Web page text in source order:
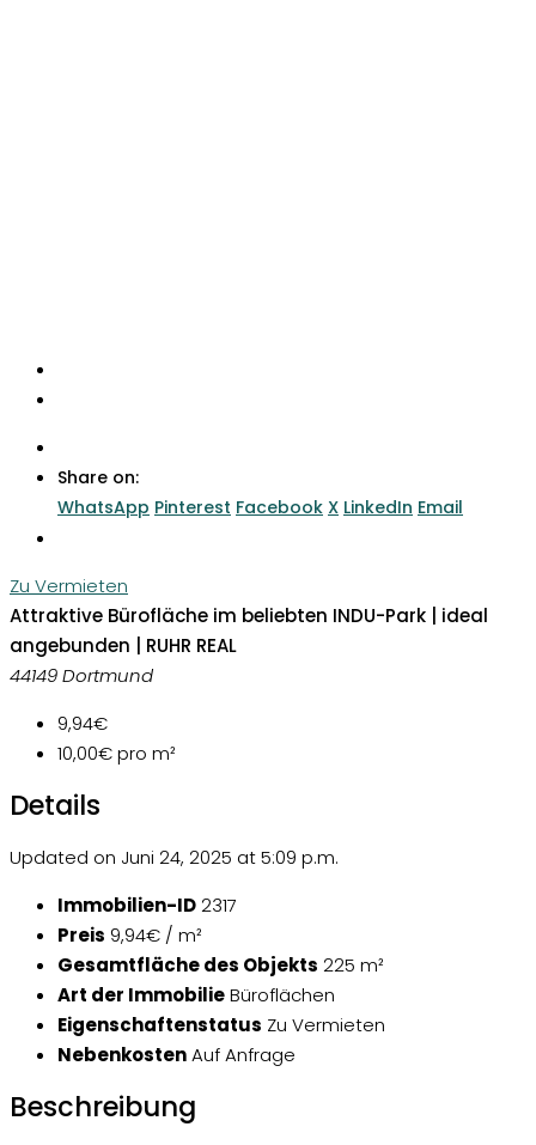
Share on:
WhatsApp Pinterest Facebook X LinkedIn Email
Zu Vermieten
Attraktive Bürofläche im beliebten INDU-Park | ideal
angebunden | RUHR REAL
44149 Dortmund
9,94€
10,00€pro m²
Details
Updated on Juni 24, 2025 at 5:09 p.m.
Immobilien-ID2317
Preis 9,94€ / m²
Gesamtfläche des Objekts 225 m²
Art der ImmobilieBüroflächen
Eigenschaftenstatus Zu Vermieten
NebenkostenAuf Anfrage
Beschreibung